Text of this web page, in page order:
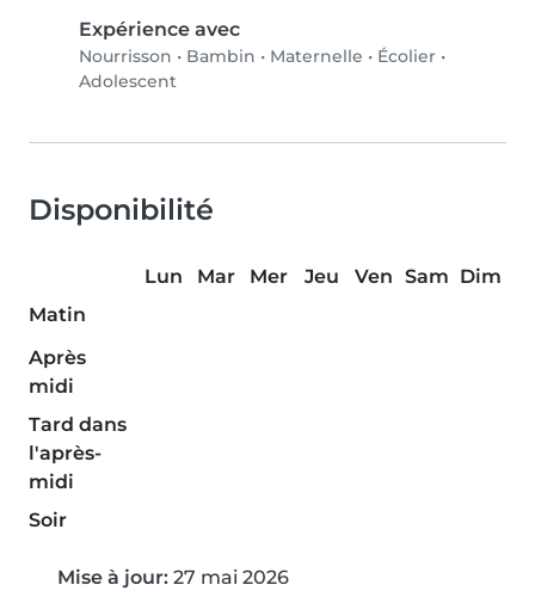
Expérience avec
Nourrisson • Bambin • Maternelle • Écolier •
Adolescent
Disponibilité
Lun Mar Mer Jeu Ven Sam Dim
Matin
Après
midi
Tard dans
l'après-
midi
Soir
Mise à jour: 27 mai 2026